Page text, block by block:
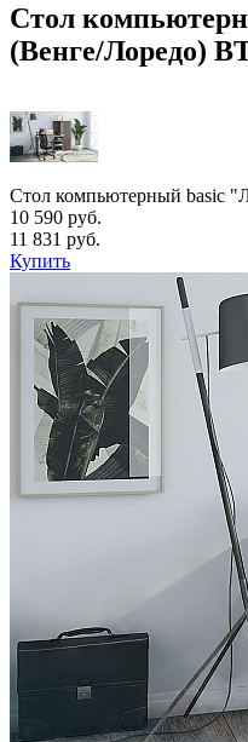
Стол
(Венге/Лоредо)
Стол компьютерный basic
10 590 руб.
11 831 руб.
Купить